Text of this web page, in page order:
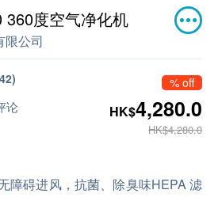
360度空气净化机
限公司
论
% off
HK$4,280.0
HK$4,280.0
障碍进风，抗菌、除臭味HEPA 滤